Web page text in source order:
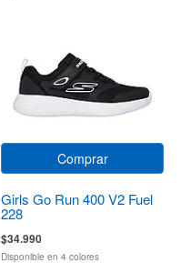
Comprar
Girls Go Run 400 V2 Fuel
228
$34.990
Disponible en 4 colores